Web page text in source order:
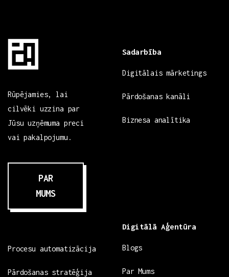
Rūpējamies, lai
cilvēki uzzina par
Jūsu uzņēmuma preci
vai pakalpojumu.
PAR
MUMS
Sadarbība
Digitālais mārketings
Pārdošanas kanāli
Biznesa analītika
Procesu automatizācija
Pārdošanas stratēģija
Digitālā Aģentūra
Blogs
Par Mums